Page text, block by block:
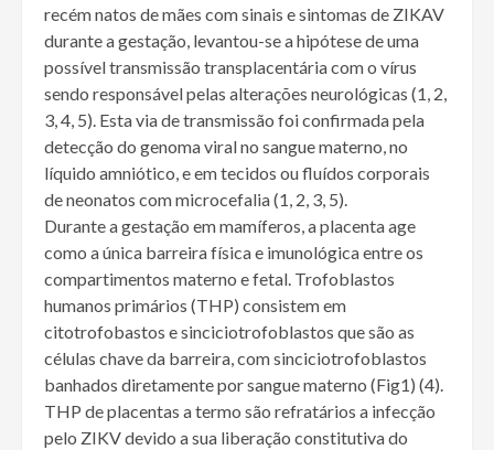
recém natos de mães com sinais e sintomas de ZIKAV
durante a gestação, levantou-se a hipótese de uma
possível transmissão transplacentária com o vírus
sendo responsável pelas alterações neurológicas (1, 2,
3, 4, 5). Esta via de transmissão foi confirmada pela
detecção do genoma viral no sangue materno, no
líquido amniótico, e em tecidos ou fluídos corporais
de neonatos com microcefalia (1, 2, 3, 5).
Durante a gestação em mamíferos, a placenta age
como a única barreira física e imunológica entre os
compartimentos materno e fetal. Trofoblastos
humanos primários (THP) consistem em
citotrofobastos e sinciciotrofoblastos que são as
células chave da barreira, com sinciciotrofoblastos
banhados diretamente por sangue materno (Fig1) (4).
THP de placentas a termo são refratários a infecção
pelo ZIKV devido a sua liberação constitutiva do